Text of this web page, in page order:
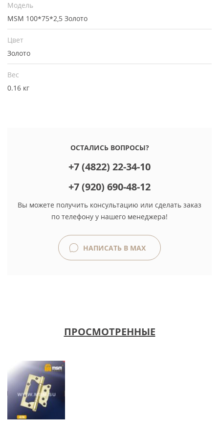
Модель
MSM 100*75*2,5 Золото
Цвет
Золото
Вес
0.16 кг
ОСТАЛИСЬ ВОПРОСЫ?
+7 (4822) 22-34-10
+7 (920) 690-48-12
Вы можете получить консультацию или сделать заказ
по телефону у нашего менеджера!
НАПИСАТЬ В MAX
ПРОСМОТРЕННЫЕ